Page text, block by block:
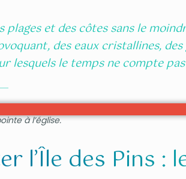
plages et des côtes sans le
des eaux cristallines,
lesquels le temps ne compte
à l’église.
l’Île des Pins :